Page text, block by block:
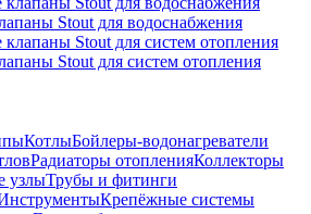
Stout для водоснабжения
Stout для систем отопления
КотлыБойлеры-водонагреватели
Радиаторы отопленияКоллекторы
узлыТрубы и фитинги
Крепёжные системы